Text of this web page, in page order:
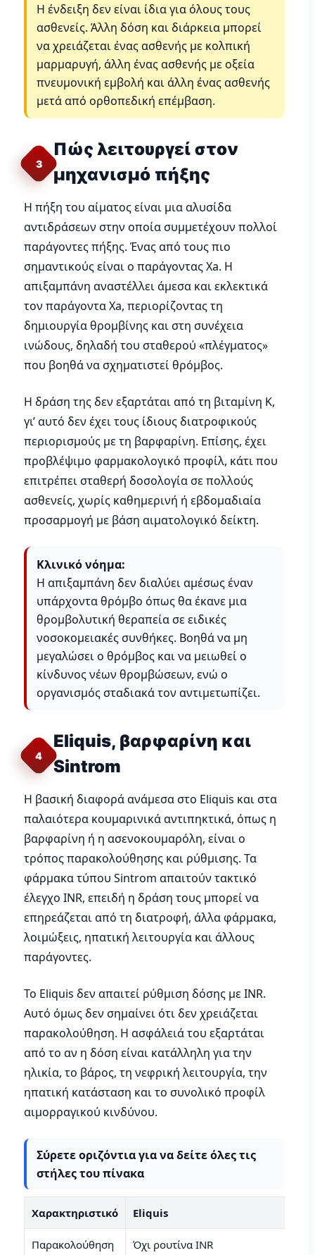
Η ένδειξη δεν είναι ίδια για όλους τους
ασθενείς. Άλλη δόση και διάρκεια μπορεί
να χρειάζεται ένας ασθενής με κολπική
μαρμαρυγή, άλλη ένας ασθενής με οξεία
πνευμονική εμβολή και άλλη ένας ασθενής
μετά από ορθοπεδική επέμβαση.
3
Πώς λειτουργεί στον
μηχανισμό πήξης
Η πήξη του αίματος είναι μια αλυσίδα
αντιδράσεων στην οποία συμμετέχουν πολλοί
παράγοντες πήξης. Ένας από τους πιο
σημαντικούς είναι ο παράγοντας Xa. Η
απιξαμπάνη αναστέλλει άμεσα και εκλεκτικά
τον παράγοντα Xa, περιορίζοντας τη
δημιουργία θρομβίνης και στη συνέχεια
ινώδους, δηλαδή του σταθερού «πλέγματος»
που βοηθά να σχηματιστεί θρόμβος.
Η δράση της δεν εξαρτάται από τη βιταμίνη Κ,
γι’ αυτό δεν έχει τους ίδιους διατροφικούς
περιορισμούς με τη βαρφαρίνη. Επίσης, έχει
προβλέψιμο φαρμακολογικό προφίλ, κάτι που
επιτρέπει σταθερή δοσολογία σε πολλούς
ασθενείς, χωρίς καθημερινή ή εβδομαδιαία
προσαρμογή με βάση αιματολογικό δείκτη.
Κλινικό νόημα:
Η απιξαμπάνη δεν διαλύει αμέσως έναν
υπάρχοντα θρόμβο όπως θα έκανε μια
θρομβολυτική θεραπεία σε ειδικές
νοσοκομειακές συνθήκες. Βοηθά να μη
μεγαλώσει ο θρόμβος και να μειωθεί ο
κίνδυνος νέων θρομβώσεων, ενώ ο
οργανισμός σταδιακά τον αντιμετωπίζει.
4
Eliquis, βαρφαρίνη και
Sintrom
Η βασική διαφορά ανάμεσα στο Eliquis και στα
παλαιότερα κουμαρινικά αντιπηκτικά, όπως η
βαρφαρίνη ή η ασενοκουμαρόλη, είναι ο
τρόπος παρακολούθησης και ρύθμισης. Τα
φάρμακα τύπου Sintrom απαιτούν τακτικό
έλεγχο INR, επειδή η δράση τους μπορεί να
επηρεάζεται από τη διατροφή, άλλα φάρμακα,
λοιμώξεις, ηπατική λειτουργία και άλλους
παράγοντες.
Το Eliquis δεν απαιτεί ρύθμιση δόσης με INR.
Αυτό όμως δεν σημαίνει ότι δεν χρειάζεται
παρακολούθηση. Η ασφάλειά του εξαρτάται
από το αν η δόση είναι κατάλληλη για την
ηλικία, το βάρος, τη νεφρική λειτουργία, την
ηπατική κατάσταση και το συνολικό προφίλ
αιμορραγικού κινδύνου.
Σύρετε οριζόντια για να δείτε όλες τις
στήλες του πίνακα
Χαρακτηριστικό Eliquis
Παρακολούθηση Όχι ρουτίνα INR